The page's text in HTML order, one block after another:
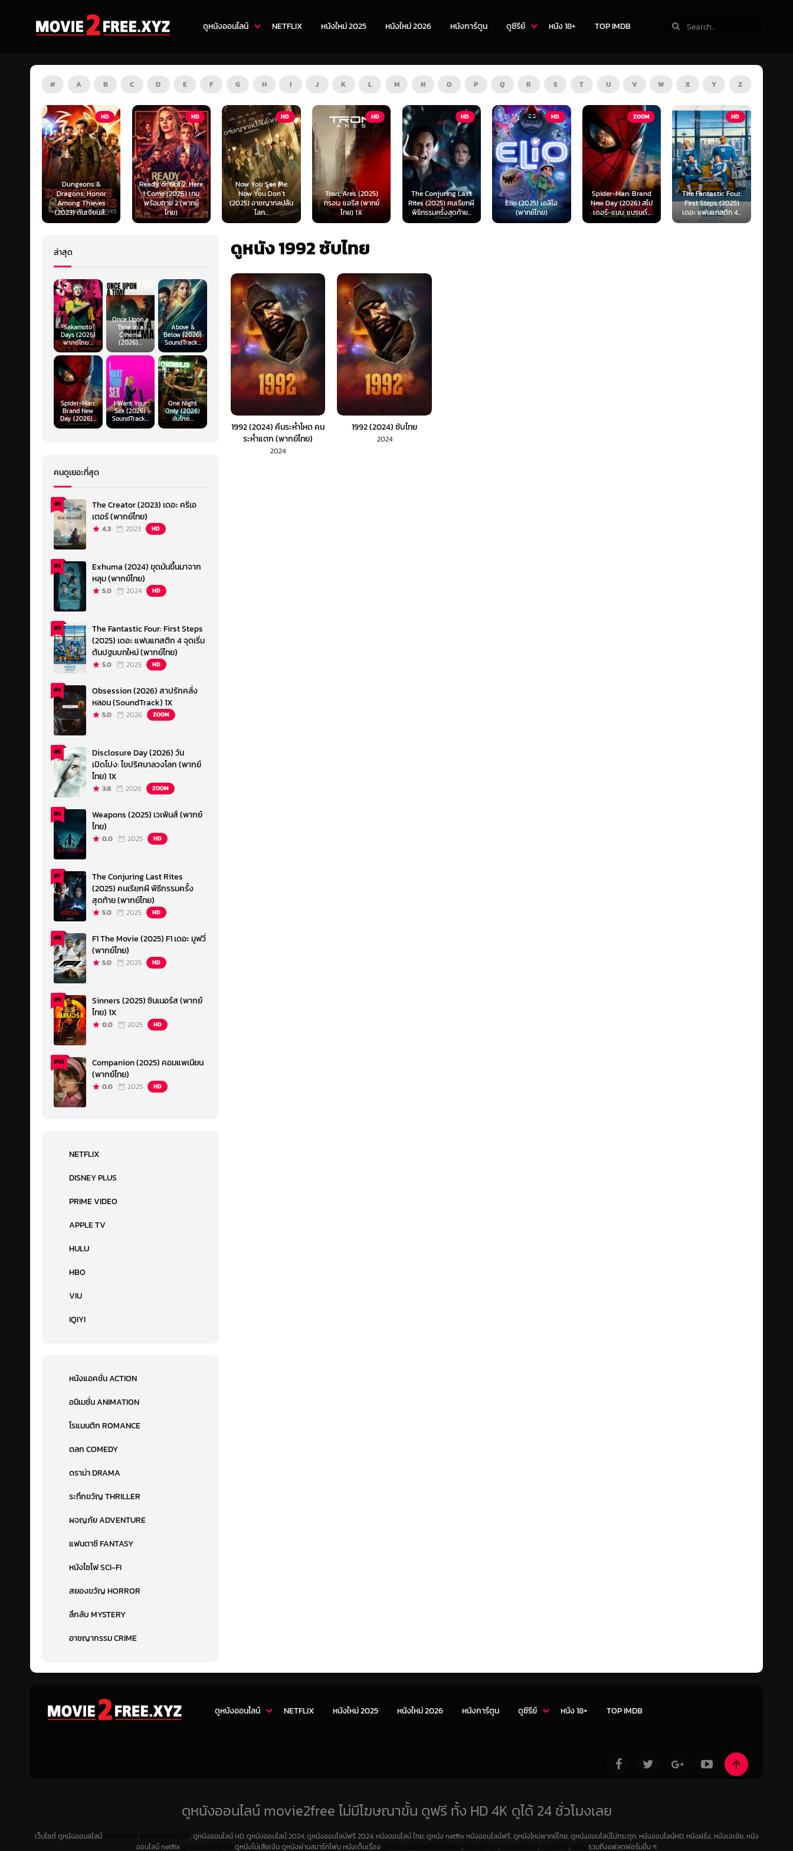
ดูหนังออนไลน์ NETFLIX หนังใหม่ 2025 หนังใหม่ 2026 หนังการ์ตูน ดูซีรีย์ หนัง 18+ TOP IMDB
# A B C D E F G H I J K L M N O P Q R S T U V W X Y Z
HD
Ready or Not 2: Here
I Come (2026) เกม
พร้อมตาย 2 (พากย์
ไทย)
HD
Now You See Me:
Now You Don’t
(2025) อาชญากลปล้น
โลก...
HD
Tron: Ares (2025)
ทรอน: แอรีส (พากย์
ไทย) 1X
HD
The Conjuring Last
Rites (2025) คนเรียกผี
พิธีกรรมครั้งสุดท้าย...
HD
Elio (2025) เอลิโอ
(พากย์ไทย)
ZOOM
Spider-Man: Brand
New Day (2026) สไป
เดอร์-แมน: แบรนด์...
HD
The Fantastic Four:
First Steps (2025)
เดอะ แฟนแทสติก 4...
HD
Kraken (2025) คราเคน
เลื้อยสยอง 20,000
โยชน์...
ดูหนัง 1992 ซับไทย
1992 (2024) คืนระห่ำโหด คน
ระห่ำแตก (พากย์ไทย)
2024
1992 (2024) ซับไทย
2024
ล่าสุด
Sakamoto
Days (2026)
พากย์ไทย...
Once Upon a
Time in a
Cinema
(2026)...
Above &
Below (2026)
SoundTrack...
Spider-Man:
Brand New
Day (2026)...
I Want Your
Sex (2026)
SoundTrack...
One Night
Only (2026)
ซับไทย...
คนดูเยอะที่สุด
#1
The Creator (2023) เดอะ ครีเอ
เตอร์ (พากย์ไทย)
4.3 2023 HD
#2
Exhuma (2024) ขุดมันขึ้นมาจาก
หลุม (พากย์ไทย)
5.0 2024 HD
#3
The Fantastic Four: First Steps
(2025) เดอะ แฟนแทสติก 4 จุดเริ่ม
ต้นปฐมบทใหม่ (พากย์ไทย)
5.0 2025 HD
#4
Obsession (2026) สาปรักคลั่ง
หลอน (SoundTrack) 1X
5.0 2026 ZOOM
#5
Disclosure Day (2026) วัน
เปิดโปง: ไขปริศนาลวงโลก (พากย์
ไทย) 1X
3.8 2026 ZOOM
#6
Weapons (2025) เวเพินส์ (พากย์
ไทย)
0.0 2025 HD
#7
The Conjuring Last Rites
(2025) คนเรียกผี พิธีกรรมครั้ง
สุดท้าย (พากย์ไทย)
5.0 2025 HD
#8
F1 The Movie (2025) F1 เดอะ มูฟวี่
(พากย์ไทย)
5.0 2025 HD
#9
Sinners (2025) ซินเนอร์ส (พากย์
ไทย) 1X
0.0 2025 HD
#10
Companion (2025) คอมแพเนียน
(พากย์ไทย)
0.0 2025 HD
NETFLIX
DISNEY PLUS
PRIME VIDEO
APPLE TV
HULU
HBO
VIU
IQIYI
หนังแอคชั่น ACTION
อนิเมชั่น ANIMATION
โรแมนติก ROMANCE
ตลก COMEDY
ดราม่า DRAMA
ระทึกขวัญ THRILLER
ผจญภัย ADVENTURE
แฟนตาซี FANTASY
หนังไซไฟ SCI-FI
สยองขวัญ HORROR
ลึกลับ MYSTERY
อาชญากรรม CRIME
ดูหนังออนไลน์ NETFLIX หนังใหม่ 2025 หนังใหม่ 2026 หนังการ์ตูน ดูซีรีย์ หนัง 18+ TOP IMDB
ดูหนังออนไลน์ movie2free ไม่มีโฆษณาขั้น ดูฟรี ทั้ง HD 4K ดูได้ 24 ชั่วโมงเลย
เว็บไซต์ ดูหนังออนลไลน์ ,
, ดูหนังออนไลน์ HD, ดูหนังออนไลน์ 2024, ดูหนังออนไลน์ฟรี 2024, หนังออนไลน์ ไทย, ดูหนัง netflix หนังออนไลน์ฟรี, ดูหนังใหม่พากย์ไทย, ดูหนังออนไลน์ไม่กระตุก, หนังออนไลน์HD, หนังฝรั่ง, หนังเอเชีย, หนัง
ออนไลน์ netflix
ดูหนังไม่เสียเงิน ดูหนังผ่านสมาร์ทโฟน หนังเต็มเรื่อง , , , , รวมถึงแฟลตฟอร์มอื่น ๆ